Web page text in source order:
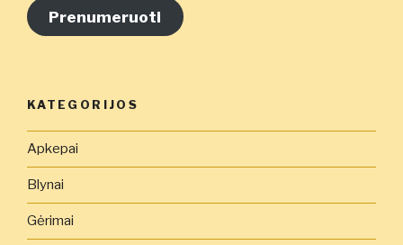
adresą
čia
Prenumeruoti
KATEGORIJOS
Apkepai
Blynai
Gėrimai